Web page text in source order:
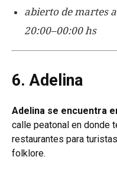
abierto de martes
20:00–00:00 hs
6. Adelina
Adelina se encuentra
calle peatonal en donde
restaurantes para
folklore.